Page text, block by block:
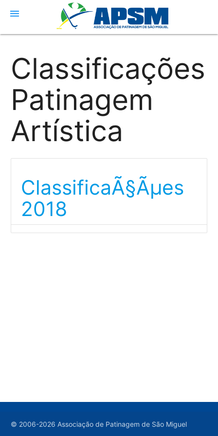
menu
Classificações
Patinagem
Artística
ClassificaÃ§Ãµes
2018
© 2006-2026 Associação de Patinagem de São Miguel